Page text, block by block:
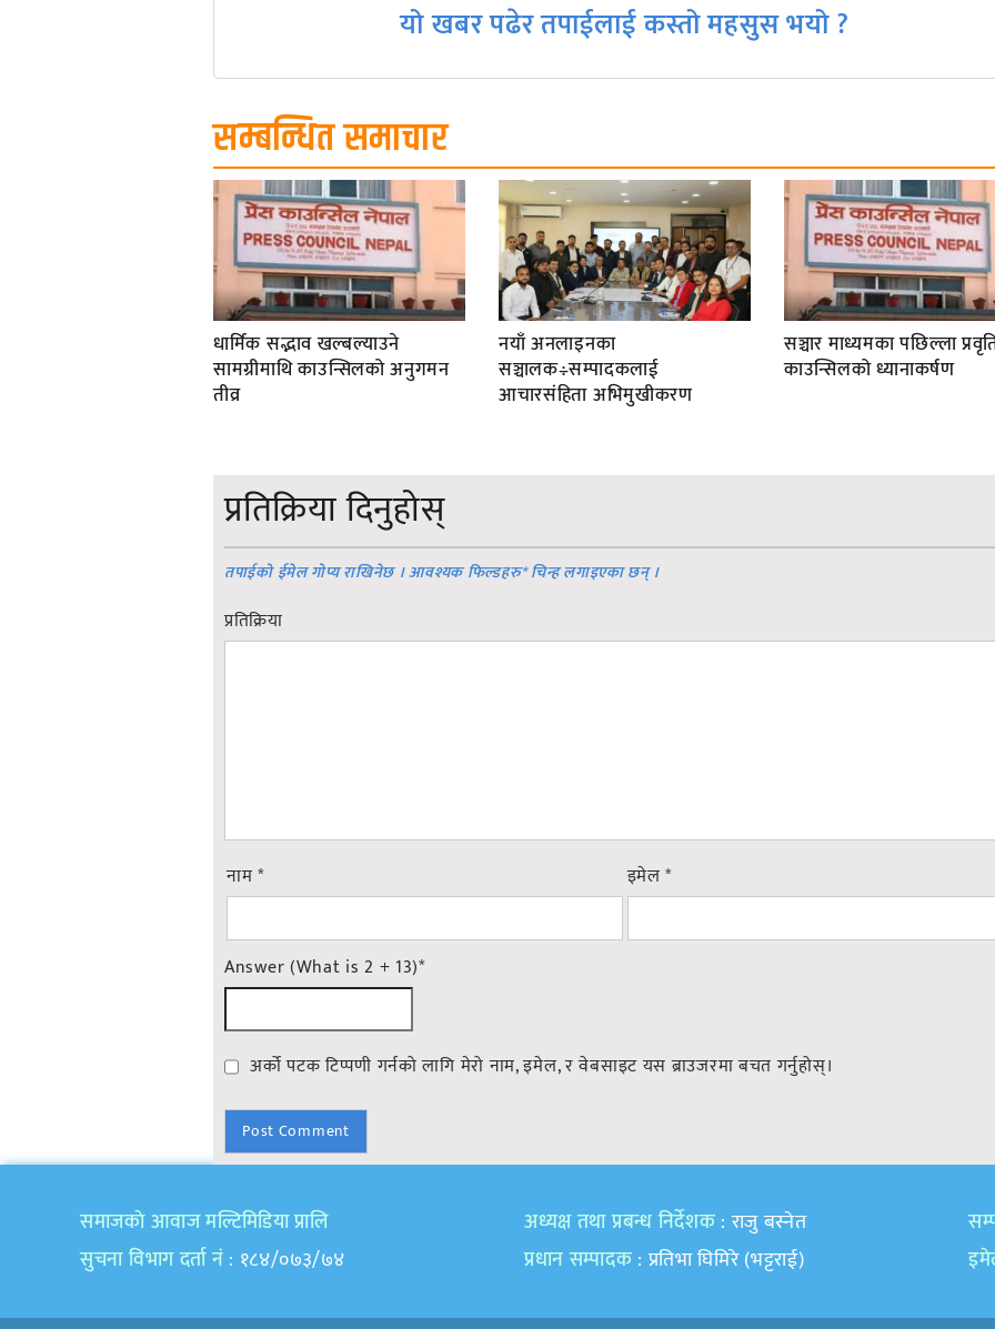
यो खबर पढेर तपाईलाई कस्तो महसुस भयो ?
सम्बन्धित समाचार
धार्मिक सद्भाव खल्बल्याउने
सामग्रीमाथि काउन्सिलको अनुगमन
तीव्र
नयाँ अनलाइनका
सञ्चालक÷सम्पादकलाई
आचारसंहिता अभिमुखीकरण
सञ्चार माध्यमका पछिल्ला
काउन्सिलको ध्यानाकर्षण
प्रतिक्रिया दिनुहोस्
तपाईको ईमेल गोप्य राखिनेछ । आवश्यक फिल्डहरु*चिन्ह लगाइएका छन् ।
प्रतिक्रिया
नाम* इमेल*
Answer (What is 2 + 13)*
अर्को पटक टिप्पणी गर्नको लागि मेरो नाम, इमेल, र वेबसाइट यस ब्राउजरमा बचत गर्नुहोस्।
समाजकाे आवाज मल्टिमिडिया प्रालि
सुचना विभाग दर्ता नं : १८४/०७३/७४
अध्यक्ष तथा प्रबन्ध निर्देशक : राजु बस्नेत
प्रधान सम्पादक : प्रतिभा घिमिरे (भट्टराई)